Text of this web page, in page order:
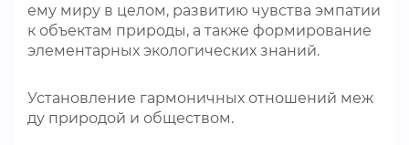
ему миру в целом, развитию чувства эмпатии
к объектам природы, а также формирование
элементарных экологических знаний.
Установление гармоничных отношений меж
ду природой и обществом.